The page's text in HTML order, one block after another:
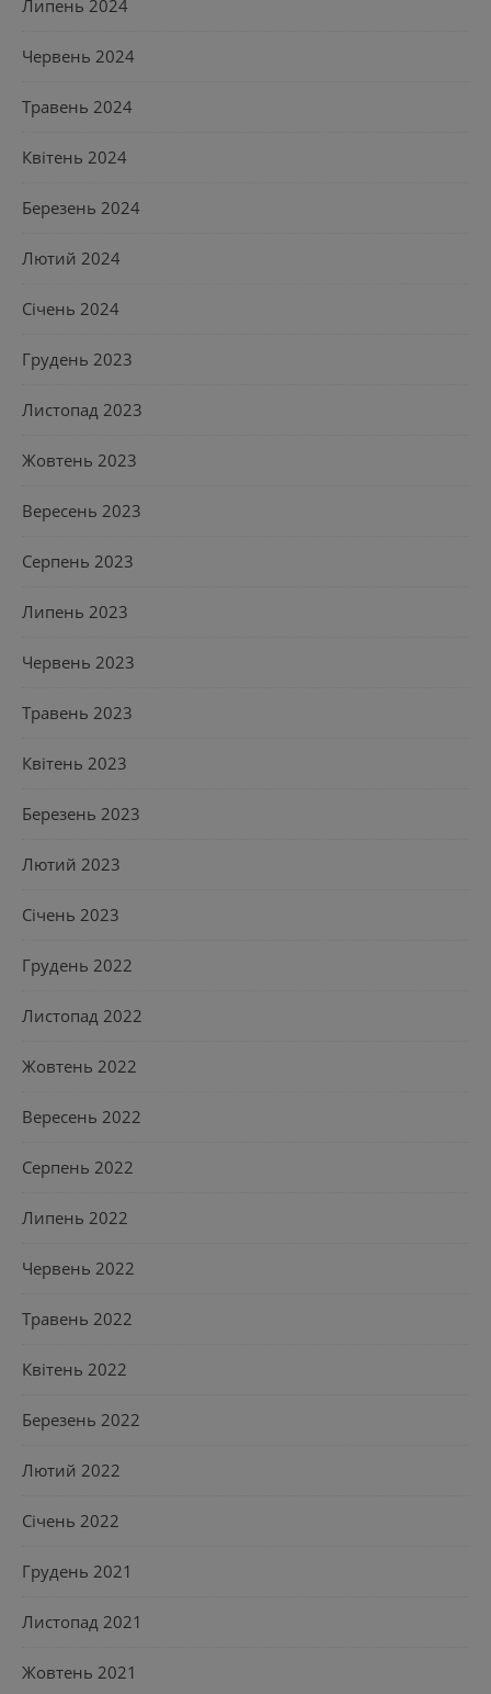
Липень 2024
Червень 2024
Травень 2024
Квітень 2024
Березень 2024
Лютий 2024
Січень 2024
Грудень 2023
Листопад 2023
Жовтень 2023
Вересень 2023
Серпень 2023
Липень 2023
Червень 2023
Травень 2023
Квітень 2023
Березень 2023
Лютий 2023
Січень 2023
Грудень 2022
Листопад 2022
Жовтень 2022
Вересень 2022
Серпень 2022
Липень 2022
Червень 2022
Травень 2022
Квітень 2022
Березень 2022
Лютий 2022
Січень 2022
Грудень 2021
Листопад 2021
Жовтень 2021